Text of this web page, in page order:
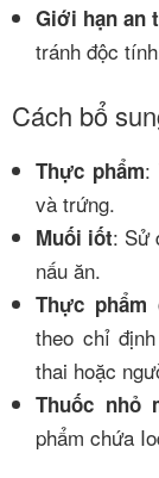
Giới hạn an
tránh độc
Cách bổ
Thực phẩm:
và trứng.
Muối iốt: Sử
nấu ăn.
Thực phẩm
theo chỉ
thai hoặc
Thuốc nhỏ
phẩm chứa